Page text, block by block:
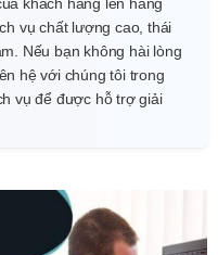
khách hàng lên hàng
vụ chất lượng cao, thái
Nếu bạn không hài lòng
hệ với chúng tôi trong
vụ để được hỗ trợ giải